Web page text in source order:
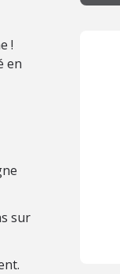
!
en
sur